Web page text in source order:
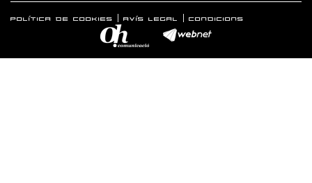
POLÍTICA DE COOKIES AVÍS LEGAL CONDICIONS